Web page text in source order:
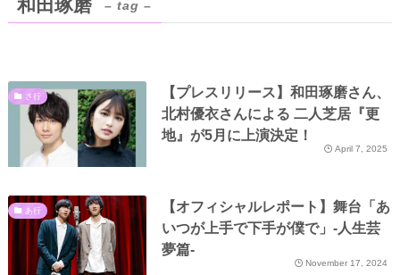
和田琢磨 – tag –
さ行
【プレスリリース】和田琢磨さん、
北村優衣さんによる 二人芝居『更
地』が5月に上演決定！
April 7, 2025
あ行
【オフィシャルレポート】舞台「あ
いつが上手で下手が僕で」‐人生芸
夢篇‐
November 17, 2024